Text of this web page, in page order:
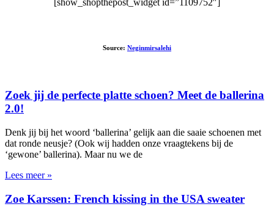
Source: Neginmirsalehi
Zoek jij de perfecte platte schoen? Meet de ballerina
2.0!
Denk jij bij het woord ‘ballerina’ gelijk aan die saaie schoenen met
dat ronde neusje? (Ook wij hadden onze vraagtekens bij de
‘gewone’ ballerina). Maar nu we de
Lees meer »
Zoe Karssen: French kissing in the USA sweater